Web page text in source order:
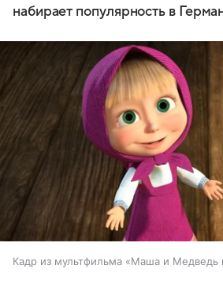
набирает популярность в
Кадр из мультфильма «Маша и Медведь